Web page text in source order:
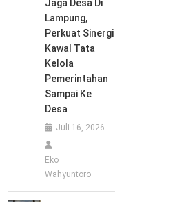
Jaga Desa Di
Lampung,
Perkuat Sinergi
Kawal Tata
Kelola
Pemerintahan
Sampai Ke
Desa
Juli 16, 2026
Eko
Wahyuntoro